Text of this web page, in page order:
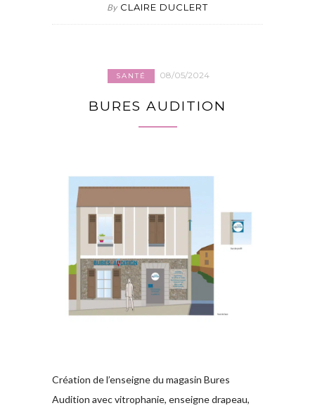
By CLAIRE DUCLERT
SANTÉ 08/05/2024
BURES AUDITION
Création de l’enseigne du magasin Bures
Audition avec vitrophanie, enseigne drapeau,